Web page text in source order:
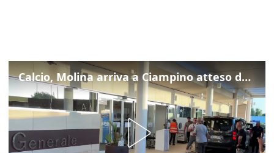
Calcio, Molina arriva a Ciampino atteso dalla Roma